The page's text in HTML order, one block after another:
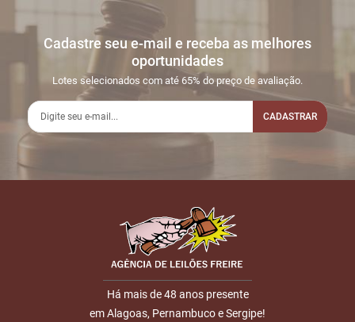
Cadastre seu e-mail e receba as melhores
oportunidades
Lotes selecionados com até 65% do preço de avaliação.
CADASTRAR
Há mais de 48 anos presente
em Alagoas, Pernambuco e Sergipe!